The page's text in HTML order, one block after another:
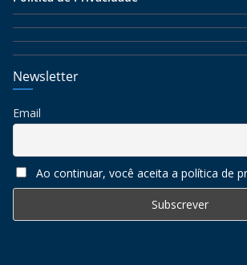
Newsletter
Email
Ao continuar, você aceita a política de